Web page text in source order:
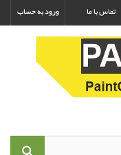
ورود به حساب تماس با ما